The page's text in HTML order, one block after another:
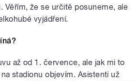
Věřím, že se určitě posuneme, ale
vyjádření.
až od 1. července, ale jak mi to
stadionu objevím. Asistenti už